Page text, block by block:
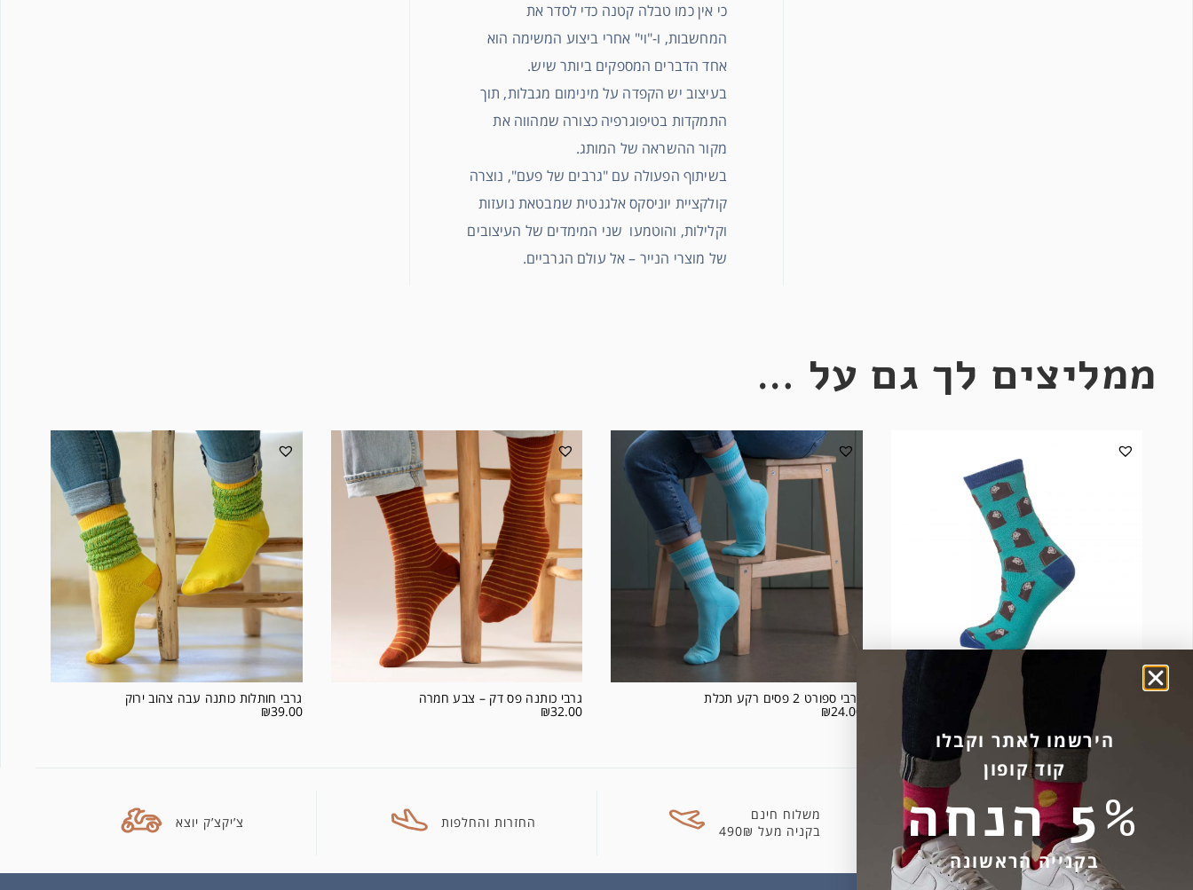
כי אין כמו טבלה קטנה כדי לסדר את
המחשבות, ו-"וי" אחרי ביצוע המשימה הוא
אחד הדברים המספקים ביותר שיש.
בעיצוב יש הקפדה על מינימום מגבלות, תוך
התמקדות בטיפוגרפיה כצורה שמהווה את
מקור ההשראה של המותג.
בשיתוף הפעולה עם "גרבים של פעם", נוצרה
קולקציית יוניסקס אלגנטית שמבטאת נועזות
וקלילות, והוטמעו שני המימדים של העיצובים
של מוצרי הנייר – אל עולם הגרביים.
ממליצים לך גם על …
קרמבו מבית גרובים גרבי ספורט 2 פסים רקע תכלת
₪24.00
גרבי כותנה פס דק – צבע חמרה
₪32.00
גרבי חותלות כותנה עבה צהוב ירוק
₪39.00
קניה מאובטחת
משלוח חינם
בקניה מעל 490₪
החזרות והחלפות צ’יקצ’ק יוצא
הירשמו לאתר וקבלו
קוד קופון
5% הנחה
בקנייה הראשונה